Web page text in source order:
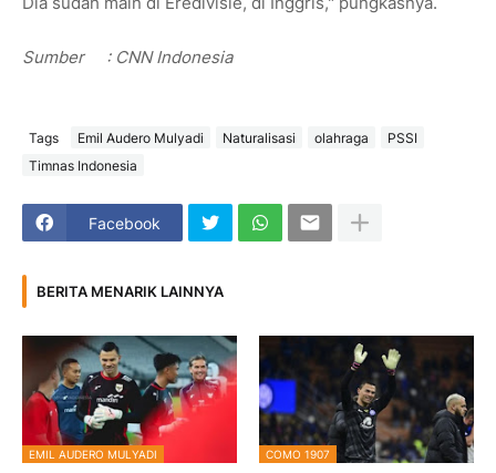
Sumber : CNN Indonesia
Tags Emil Audero Mulyadi Naturalisasi olahraga
PSSI
Timnas Indonesia
Facebook
BERITA MENARIK LAINNYA
EMIL AUDERO MULYADI COMO 1907